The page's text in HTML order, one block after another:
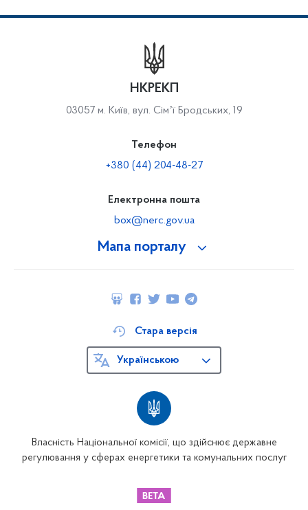
Мапа порталу
НКРЕКП
03057 м. Київ, вул. Сімʼї Бродських, 19
Телефон
+380 (44) 204-48-27
Електронна пошта
box@nerc.gov.ua
Власність Національної комісії, що здійснює державне
регулювання у сферах енергетики та комунальних послуг
Стара версія
Українською